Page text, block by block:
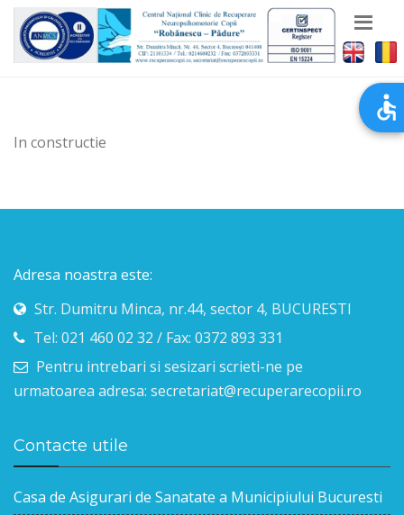
In constructie
Adresa noastra este:
Str. Dumitru Minca, nr.44, sector 4, BUCURESTI
Tel: 021 460 02 32 / Fax: 0372 893 331
Pentru intrebari si sesizari scrieti-ne pe
urmatoarea adresa: secretariat@recuperarecopii.ro
Contacte utile
Casa de Asigurari de Sanatate a Municipiului Bucuresti